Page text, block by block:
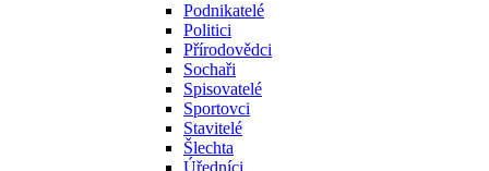
Podnikatelé
Politici
Přírodovědci
Sochaři
Spisovatelé
Sportovci
Stavitelé
Šlechta